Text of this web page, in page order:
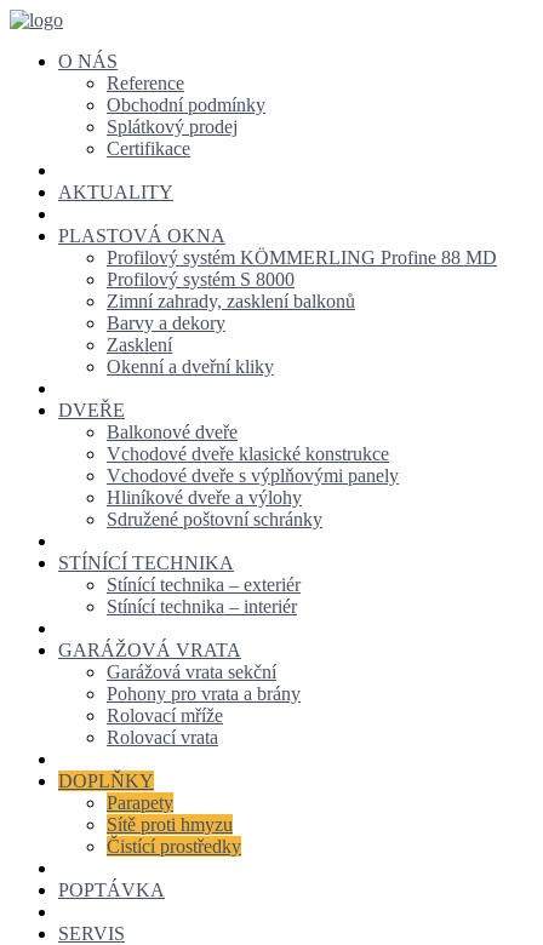
O NÁS
Reference
Obchodní podmínky
Splátkový prodej
Certifikace
AKTUALITY
PLASTOVÁ OKNA
Profilový systém KÖMMERLING Profine 88 MD
Profilový systém S 8000
Zimní zahrady, zasklení balkonů
Barvy a dekory
Zasklení
Okenní a dveřní kliky
DVEŘE
Balkonové dveře
Vchodové dveře klasické konstrukce
Vchodové dveře s výplňovými panely
Hliníkové dveře a výlohy
Sdružené poštovní schránky
STÍNÍCÍ TECHNIKA
Stínící technika – exteriér
Stínící technika – interiér
GARÁŽOVÁ VRATA
Garážová vrata sekční
Pohony pro vrata a brány
Rolovací mříže
Rolovací vrata
DOPLŇKY
Parapety
Sítě proti hmyzu
Čistící prostředky
POPTÁVKA
SERVIS